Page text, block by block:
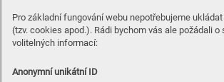
Pro základní fungování webu nepotřebujeme
(tzv. cookies apod.). Rádi bychom vás ale požádali
volitelných informací:
Anonymní unikátní ID
&
POLEDNÍ
MENU